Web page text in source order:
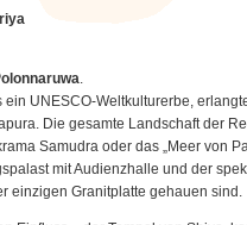
.
UNESCO-Weltkulturerbe,
Die gesamte Landschaft der
Samudra oder das „Meer von
mit Audienzhalle und der
einzigen Granitplatte gehauen sind.